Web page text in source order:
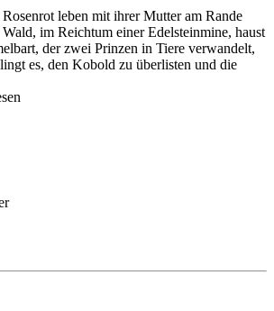
leben mit ihrer Mutter am Rande
im Reichtum einer Edelsteinmine, haust
der zwei Prinzen in Tiere verwandelt,
es, den Kobold zu überlisten und die